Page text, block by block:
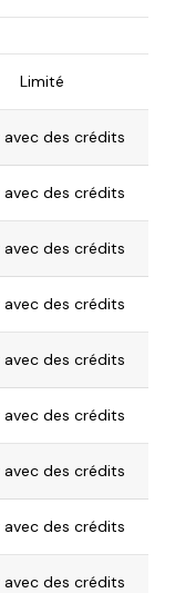
Limité
avec des crédits
avec des crédits
avec des crédits
avec des crédits
avec des crédits
avec des crédits
avec des crédits
avec des crédits
avec des crédits